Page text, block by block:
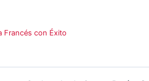
Francés con Éxito